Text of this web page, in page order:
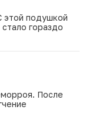
и облегчения
таза.
этой подушкой
гораздо
После